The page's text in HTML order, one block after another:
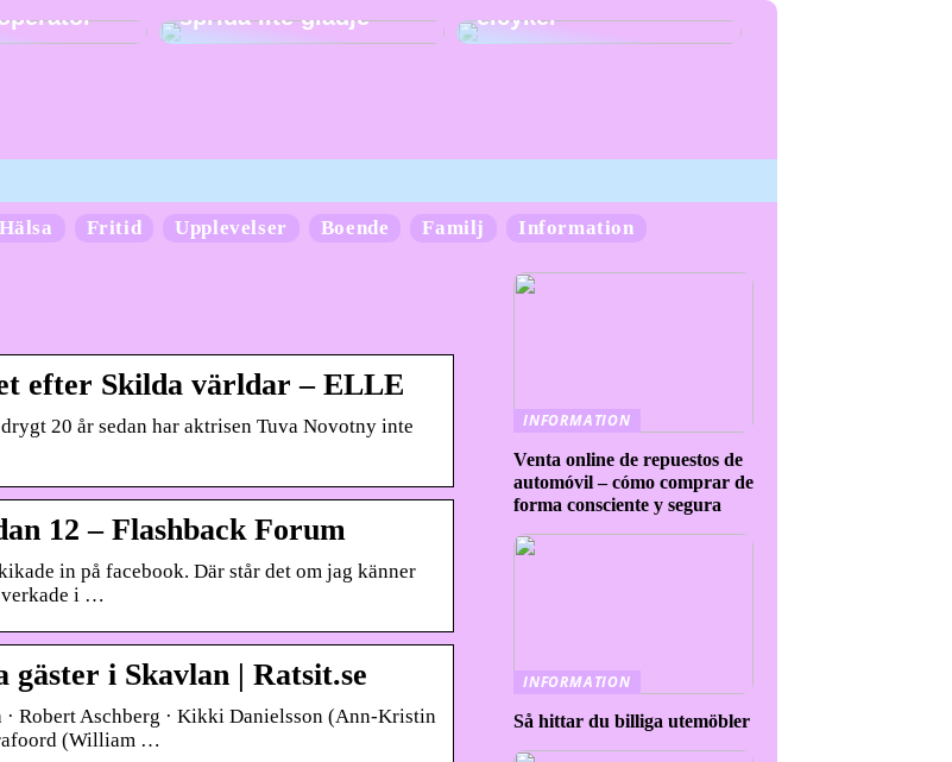
sprida lite glädje
elcykel
Hälsa Fritid Upplevelser Boende Familj Information
efter Skilda världar – ELLE
20 år sedan har aktrisen Tuva Novotny inte
12 – Flashback Forum
in på facebook. Där står det om jag känner
verkade i …
gäster i Skavlan | Ratsit.se
Robert Aschberg · Kikki Danielsson (Ann-Kristin
(William …
INFORMATION
Venta online de repuestos de
automóvil – cómo comprar de
forma consciente y segura
INFORMATION
Så hittar du billiga utemöbler